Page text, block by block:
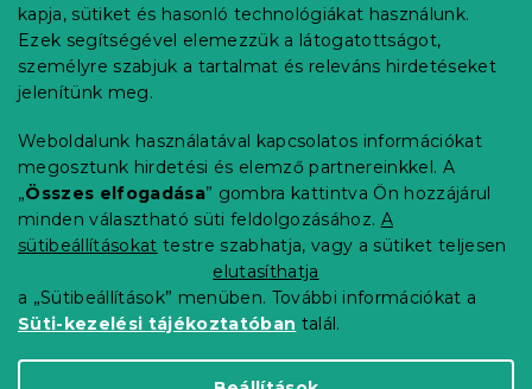
kapja, sütiket és hasonló technológiákat használunk.
Ezek segítségével elemezzük a látogatottságot,
személyre szabjuk a tartalmat és releváns hirdetéseket
jelenítünk meg.
Weboldalunk használatával kapcsolatos információkat
megosztunk hirdetési és elemző partnereinkkel. A
„Összes elfogadása” gombra kattintva Ön hozzájárul
minden választható süti feldolgozásához. A
sütibeállításokat testre szabhatja, vagy a sütiket teljesen
elutasíthatja
a „Sütibeállítások” menüben. További információkat a
Süti-kezelési tájékoztatóban talál.
Rendelés követése
Szállítási lehetőségek
Fizetési lehetőségek
Reklamáció és áruvisszaküldés
Elérhetőség
Általános szerződési feltételek
Adatvédelmi nyilatkozat
Blog
Partnereinknek